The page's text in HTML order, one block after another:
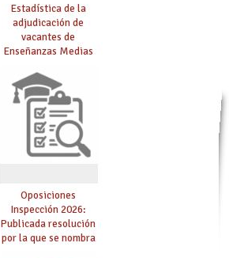
Estadística de la
adjudicación de
vacantes de
Enseñanzas Medias
Oposiciones
Inspección 2026:
Publicada resolución
por la que se nombra